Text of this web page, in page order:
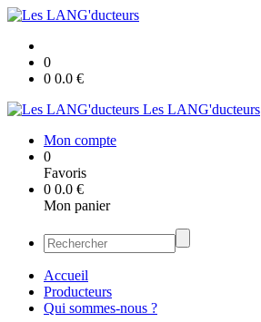
0
0 0.0 €
Les LANG'ducteurs
Mon compte
0
Favoris
0 0.0 €
Mon panier
Accueil
Producteurs
Qui sommes-nous ?